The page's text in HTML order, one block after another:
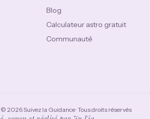
Blog
Calculateur astro gratuit
Communauté
© 2026 Suivez la Guidance · Tous droits réservés